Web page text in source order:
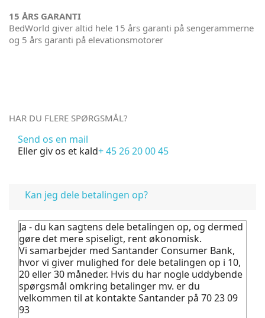
15 ÅRS GARANTI
BedWorld giver altid hele 15 års garanti på sengerammerne
og 5 års garanti på elevationsmotorer
HAR DU FLERE SPØRGSMÅL?
Send os en mail
Eller giv os et kald+ 45 26 20 00 45
Kan jeg dele betalingen op?
Ja - du kan sagtens dele betalingen op, og dermed
gøre det mere spiseligt, rent økonomisk.
Vi samarbejder med Santander Consumer Bank,
hvor vi giver mulighed for dele betalingen op i 10,
20 eller 30 måneder. Hvis du har nogle uddybende
spørgsmål omkring betalinger mv. er du
velkommen til at kontakte Santander på 70 23 09
93